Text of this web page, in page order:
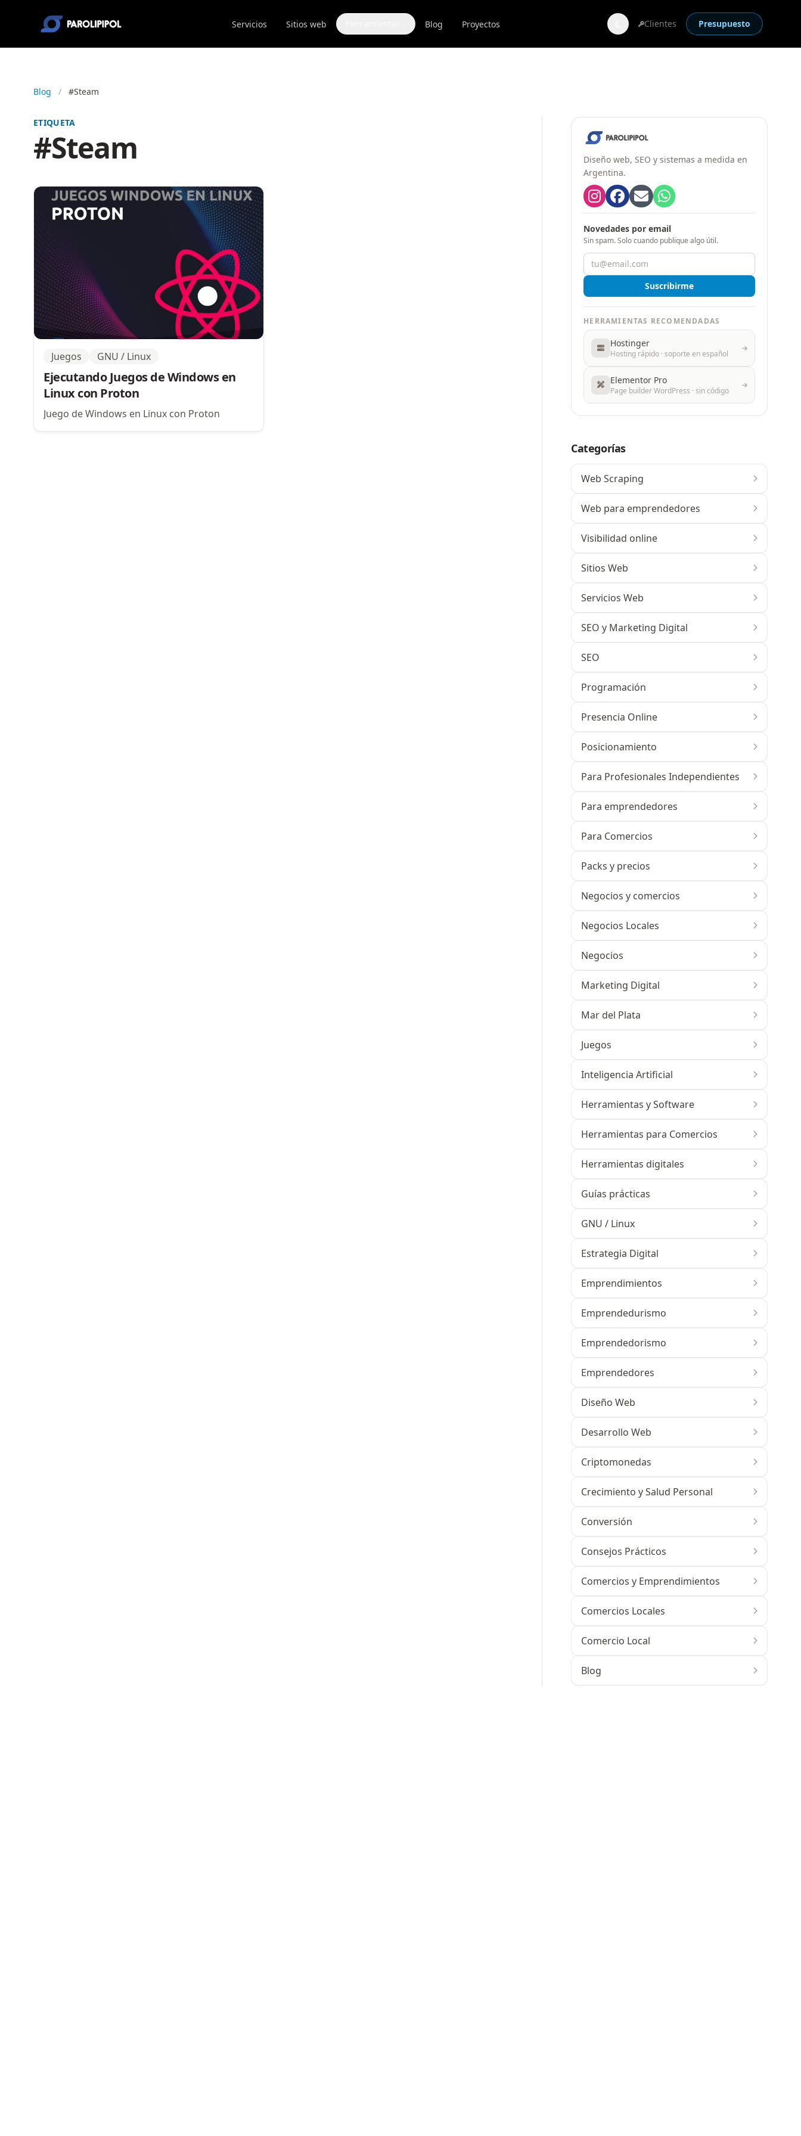
Servicios Sitios web Blog Proyectos Clientes Presupuesto
Blog / #Steam
ETIQUETA
#Steam
Juegos GNU / Linux
Ejecutando Juegos de Windows en
Linux con Proton
Juego de Windows en Linux con Proton
Diseño web, SEO y sistemas a medida en
Argentina.
Novedades por email
Sin spam. Solo cuando publique algo útil.
Suscribirme
HERRAMIENTAS RECOMENDADAS
Hostinger
Hosting rápido · soporte en español
Elementor Pro
Page builder WordPress · sin código
Categorías
Web Scraping
Web para emprendedores
Visibilidad online
Sitios Web
Servicios Web
SEO y Marketing Digital
SEO
Programación
Presencia Online
Posicionamiento
Para Profesionales Independientes
Para emprendedores
Para Comercios
Packs y precios
Negocios y comercios
Negocios Locales
Negocios
Marketing Digital
Mar del Plata
Juegos
Inteligencia Artificial
Herramientas y Software
Herramientas para Comercios
Herramientas digitales
Guías prácticas
GNU / Linux
Estrategia Digital
Emprendimientos
Emprendedurismo
Emprendedorismo
Emprendedores
Diseño Web
Desarrollo Web
Criptomonedas
Crecimiento y Salud Personal
Conversión
Consejos Prácticos
Comercios y Emprendimientos
Comercios Locales
Comercio Local
Blog